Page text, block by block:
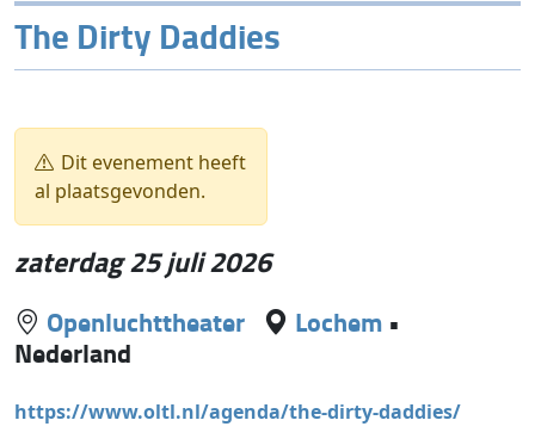
The Dirty Daddies
Dit evenement heeft
al plaatsgevonden.
zaterdag 25 juli 2026
Openluchttheater Lochem •
Nederland
https://www.oltl.nl/agenda/the-dirty-daddies/